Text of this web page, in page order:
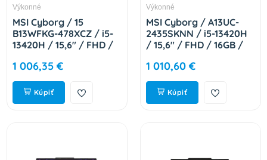
Výkonné
MSI Cyborg / 15
B13WFKG-478XCZ / i5-
13420H / 15,6" / FHD /
/ bez OS / Black / 2R
Cyborg 15 B13WFKG-
478XCZ
1 006,35 €
Kúpiť
Výkonné
MSI Cyborg / A13UC-
2435SKNN / i5-13420H
/ 15,6" / FHD / 16GB /
/ Black / 2R 9S7-15K112-
2435
1 010,60 €
Kúpiť